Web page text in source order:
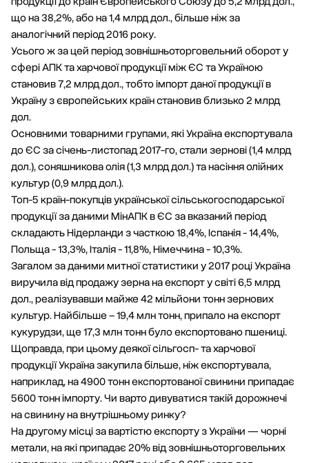
що на 38,2%, або на 1,4 млрд дол., більше ніж за
аналогічний період 2016 року.
Усього ж за цей період зовнішньоторговельний оборот у
сфері АПК та харчової продукції між ЄС та Україною
становив 7,2 млрд дол., тобто імпорт даної продукції в
Україну з європейських країн становив близько 2 млрд
дол.
Основними товарними групами, які Україна експортувала
до ЄС за січень-листопад 2017-го, стали зернові (1,4 млрд
дол.), соняшникова олія (1,3 млрд дол.) та насіння олійних
культур (0,9 млрд дол.).
Топ-5 країн-покупців української сільськогосподарської
продукції за даними МінАПК в ЄС за вказаний період
складають Нідерланди з часткою 18,4%, Іспанія - 14,4%,
Польща - 13,3%, Італія - 11,8%, Німеччина - 10,3%.
Загалом за даними митної статистики у 2017 році Україна
виручила від продажу зерна на експорт у світі 6,5 млрд
дол., реалізувавши майже 42 мільйони тонн зернових
культур. Найбільше – 19,4 млн тонн, припало на експорт
кукурудзи, ще 17,3 млн тонн було експортовано пшениці.
Щоправда, при цьому деякої сільгосп- та харчової
продукції Україна закупила більше, ніж експортувала,
наприклад, на 4900 тонн експортованої свинини припадає
5600 тонн імпорту. Чи варто дивуватися такій дорожнечі
на свинину на внутрішньому ринку?
На другому місці за вартістю експорту з України — чорні
метали, на які припадає 20% від зовнішньоторговельних